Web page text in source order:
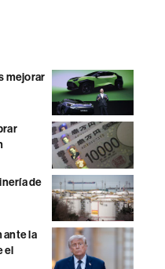
mejorar
de
ante la
el